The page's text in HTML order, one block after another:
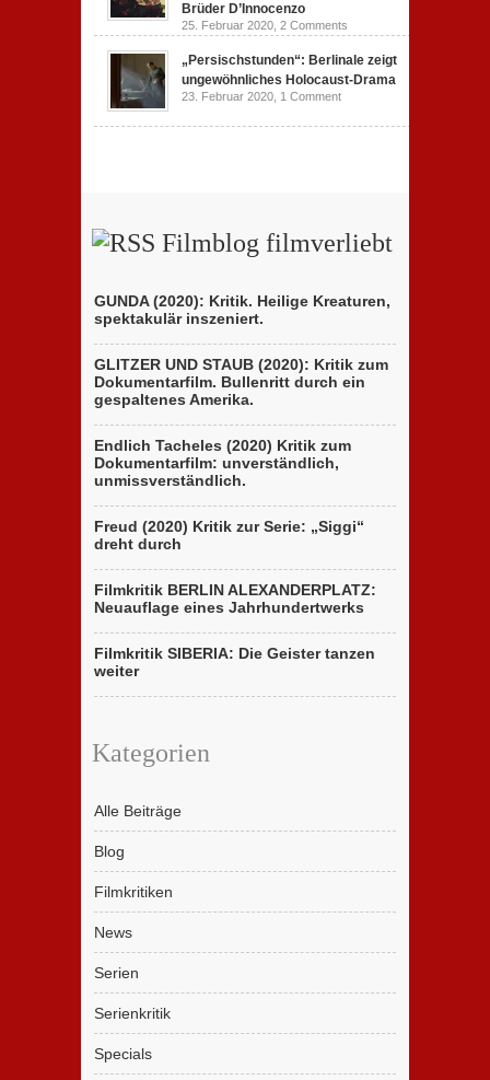
Brüder D’Innocenzo
25. Februar 2020, 2 Comments
„Persischstunden“: Berlinale zeigt
ungewöhnliches Holocaust-Drama
23. Februar 2020, 1 Comment
Filmblog filmverliebt
GUNDA (2020): Kritik. Heilige Kreaturen,
spektakulär inszeniert.
GLITZER UND STAUB (2020): Kritik zum
Dokumentarfilm. Bullenritt durch ein
gespaltenes Amerika.
Endlich Tacheles (2020) Kritik zum
Dokumentarfilm: unverständlich,
unmissverständlich.
Freud (2020) Kritik zur Serie: „Siggi“
dreht durch
Filmkritik BERLIN ALEXANDERPLATZ:
Neuauflage eines Jahrhundertwerks
Filmkritik SIBERIA: Die Geister tanzen
weiter
Kategorien
Alle Beiträge
Blog
Filmkritiken
News
Serien
Serienkritik
Specials